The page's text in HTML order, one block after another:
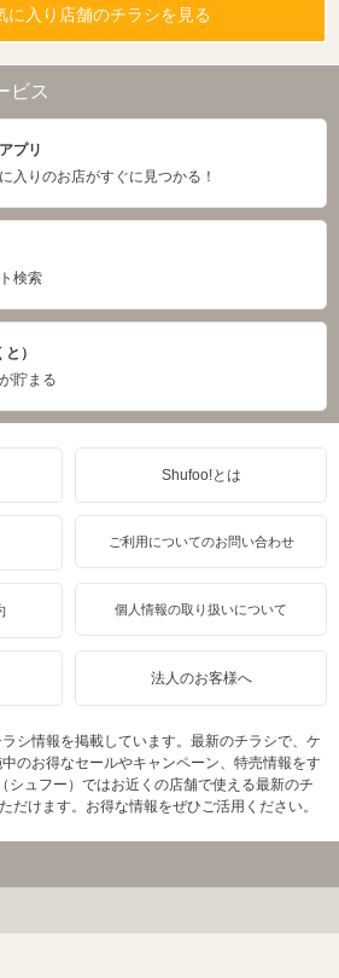
に入り店舗のチラシを見る
ビス
プリ
入りのお店がすぐに見つかる！
検索
）
貯まる
Shufoo!とは
ご利用についてのお問い合わせ
個人情報の取り扱いについて
法人のお客様へ
シ情報を掲載しています。最新のチラシで、ケ
のお得なセールやキャンペーン、特売情報をす
シュフー）ではお近くの店舗で使える最新のチ
だけます。お得な情報をぜひご活用ください。